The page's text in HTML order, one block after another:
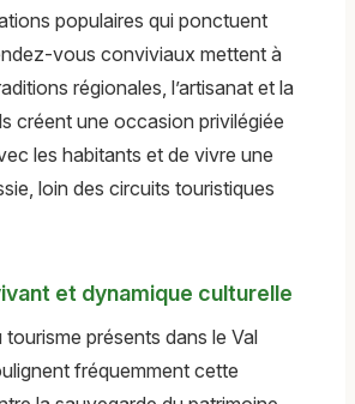
populaires qui ponctuent
vous conviviaux mettent à
régionales, l’artisanat et la
créent une occasion privilégiée
les habitants et de vivre une
loin des circuits touristiques
et dynamique culturelle
présents dans le Val
fréquemment cette